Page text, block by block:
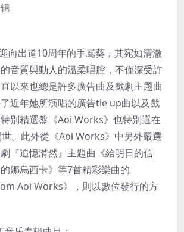
出道10周年的手嶌葵，其宛如清澈
音質與動人的溫柔唱腔，不僅深受許
以來也總是許多廣告曲及戲劇主題曲
近年她所演唱的廣告tie up曲以及戲
別精選盤《Aoi Works》也特別選在
。此外從《Aoi Works》中另外嚴選
『追憶潸然』主題曲《給明日的信
娜烏西卡》等7首精彩樂曲的
Aoi Works》，則以數位發行的方